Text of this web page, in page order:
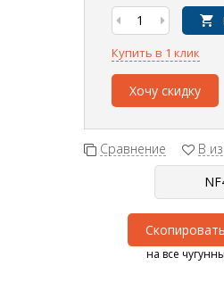
Купить в 1 клик
Хочу скидку
Сравнение В
на все